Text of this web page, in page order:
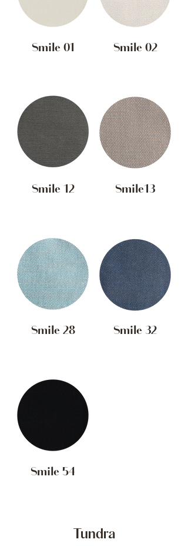
Smile 01 Smile 02
Smile 12 Smile13
Smile 28 Smile 32
Smile 54
Tundra